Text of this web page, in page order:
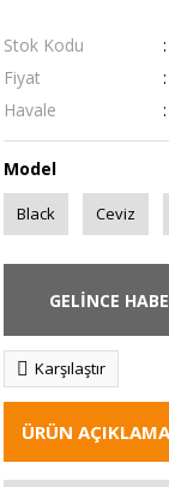
Stok Kodu
Fiyat
Havale
Model
Black Ceviz
GELİNCE
Karşılaştır
ÜRÜN